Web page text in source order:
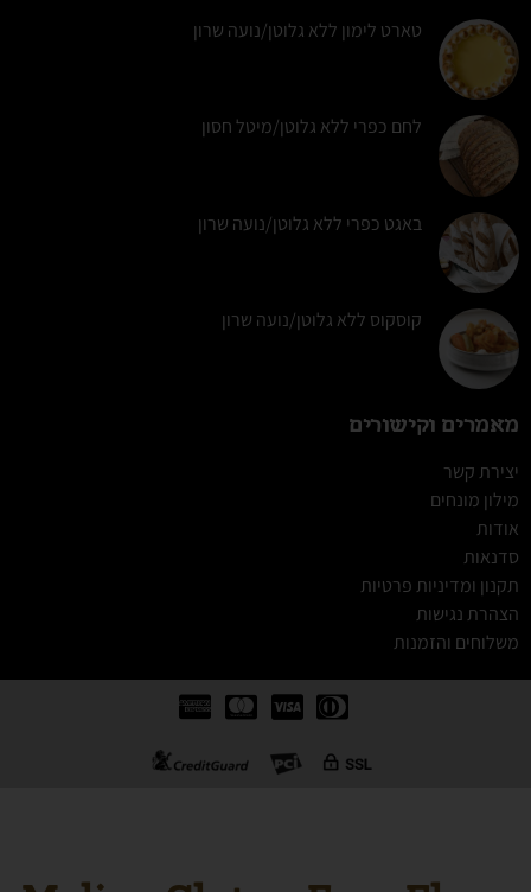
טארט לימון ללא גלוטן/נועה שרון
לחם כפרי ללא גלוטן/מיטל חסון
באגט כפרי ללא גלוטן/נועה שרון
קוסקוס ללא גלוטן/נועה שרון
מאמרים וקישורים
יצירת קשר
מילון מונחים
אודות
סדנאות
תקנון ומדיניות פרטיות
הצהרת נגישות
משלוחים והזמנות